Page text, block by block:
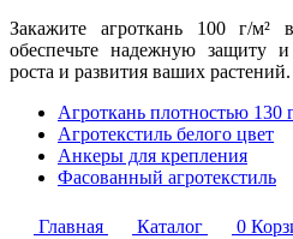
Закажите агроткань 100 г/
обеспечьте надежную защиту
роста и развития ваших растений.
Агроткань плотностью 130
Агротекстиль белого цвет
Анкеры для крепления
Фасованный агротекстиль
Главная Каталог 0